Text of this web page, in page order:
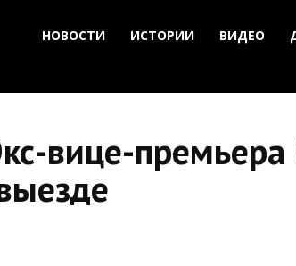
НОВОСТИ ИСТОРИИ ВИДЕО
вице-